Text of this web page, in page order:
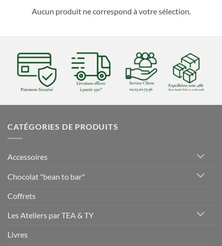
Aucun produit ne correspond à votre sélection.
CATÉGORIES DE PRODUITS
Accessoires
Chocolat "bean to bar"
Coffrets
Les Ateliers par TEA & TY
Livres